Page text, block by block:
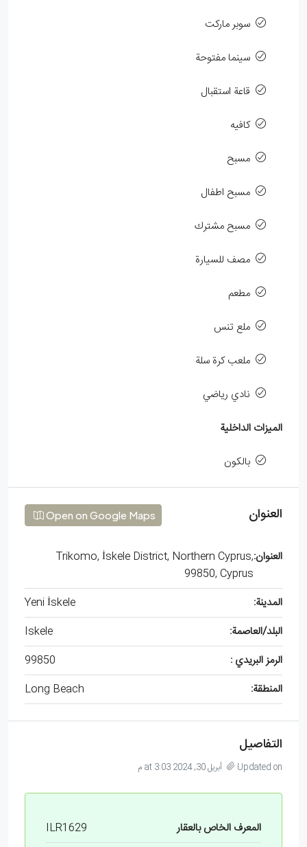
سوبر ماركت
سينما مفتوحة
قاعة استقبال
كافيه
مسبح
مسبح اطفال
مسبح مشترك
مصف للسيارة
مطعم
ملع تنس
ملعب كرة سلة
نادي رياضي
الميزات الداخلية
بالكون
العنوان Open on Google Maps
العنوان:Trikomo, İskele District, Northern Cyprus,
99850, Cyprus
المدينة:
Yeni İskele
البلد/العاصمة:
Iskele
الرمز البريدي :
99850
المنطقة:
Long Beach
التفاصيل
Updated on أبريل 30, 2024 at 3:03 م
المعرف الخاص بالعقار
ILR1629